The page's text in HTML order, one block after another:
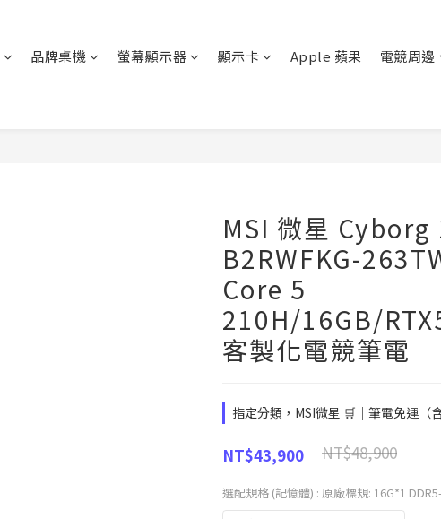
品牌桌機 螢幕顯示器 顯示卡 Apple 蘋果
電競周邊
MSI 微星 Cyborg
B2RWFKG-
Core 5
210H/16GB/
客製化電競筆電
指定分類，MSI微星 🛒｜筆電免運（
NT$48,900
NT$43,900
選配規格 (記憶體) : 原廠標規: 16G*1